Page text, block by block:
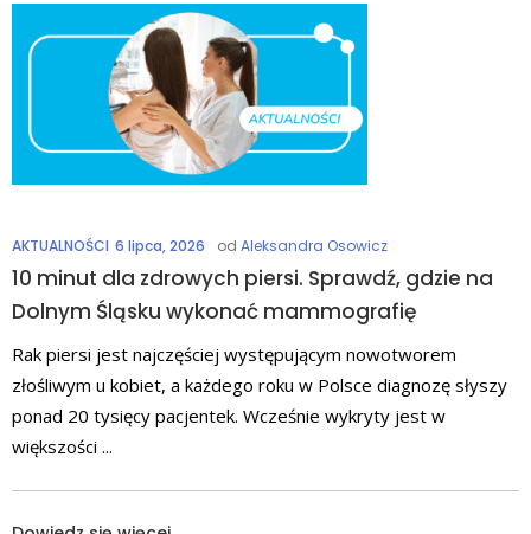
AKTUALNOŚCI 6 lipca, 2026 od Aleksandra Osowicz
10 minut dla zdrowych piersi. Sprawdź, gdzie na
Dolnym Śląsku wykonać mammografię
Rak piersi jest najczęściej występującym nowotworem
złośliwym u kobiet, a każdego roku w Polsce diagnozę słyszy
ponad 20 tysięcy pacjentek. Wcześnie wykryty jest w
większości